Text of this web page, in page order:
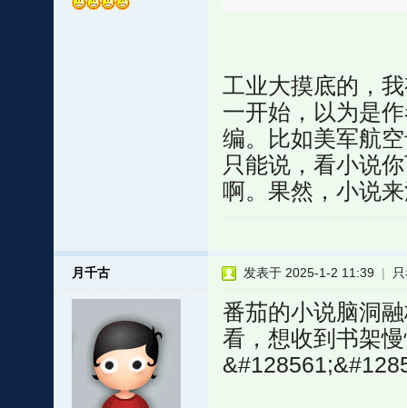
工业大摸底的，
一开始，以为是
编。比如美军航
只能说，看小说
啊。果然，小说
月千古 发表于 2025-1-2 11:39 |
番茄的小说脑洞
看，想收到书架